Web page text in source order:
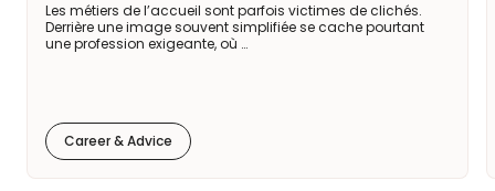
Les métiers de l’accueil sont parfois victimes de clichés.
Derrière une image souvent simplifiée se cache pourtant
une profession exigeante, où …
Career & Advice